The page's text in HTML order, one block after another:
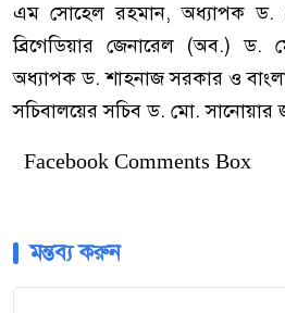
এম সোহেল রহমান, অধ্যাপক ড.
ব্রিগেডিয়ার জেনারেল (অব.)
অধ্যাপক ড. শাহনাজ সরকার ও
সচিবালয়ের সচিব ড. মো. সানোয়ার
Facebook Comments Box
মন্তব্য করুন